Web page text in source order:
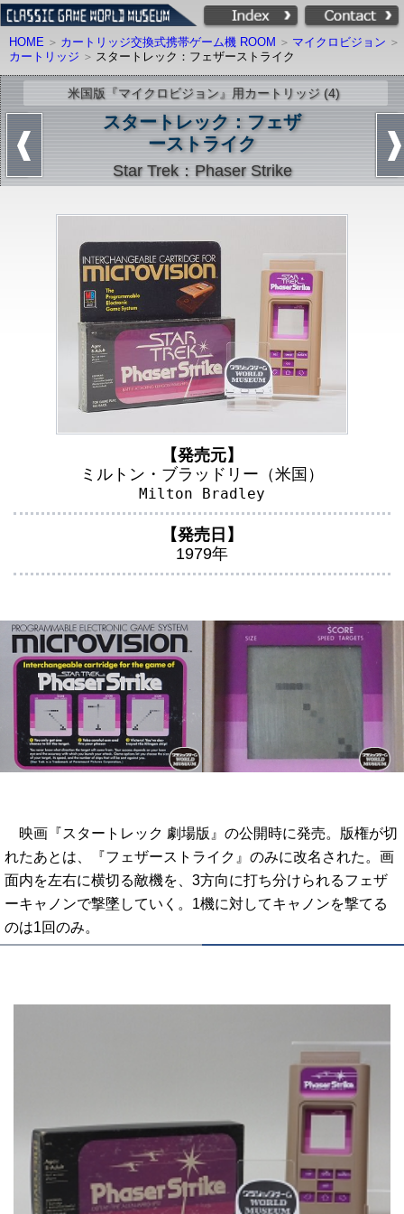
HOME カートリッジ交換式携帯ゲーム機 ROOM
マイクロビジョン
カートリッジ
スタートレック：フェザーストライク
米国版『マイクロビジョン』用カートリッジ (4)
スタートレック：フェザ
ーストライク
Star Trek：Phaser Strike
【発売元】
ミルトン・ブラッドリー（米国）
Milton Bradley
【発売日】
1979年
映画『スタートレック 劇場版』の公開時に発売。版権が切
れたあとは、『フェザーストライク』のみに改名された。画
面内を左右に横切る敵機を、3方向に打ち分けられるフェザ
ーキャノンで撃墜していく。1機に対してキャノンを撃てる
のは1回のみ。